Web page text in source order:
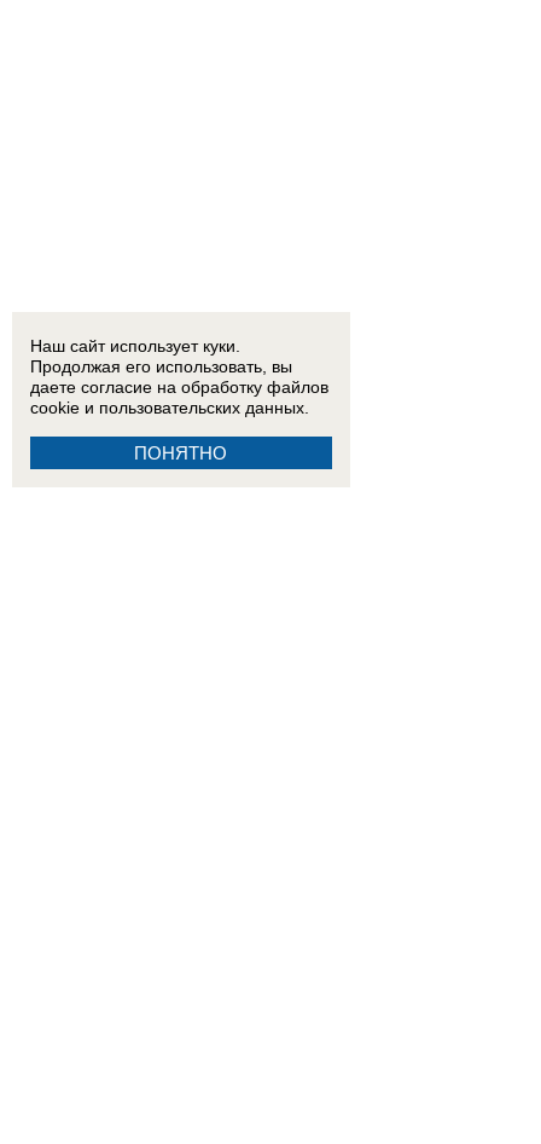
Наш сайт использует куки.
Продолжая его использовать, вы
даете согласие на обработку файлов
cookie и пользовательских данных.
ПОНЯТНО